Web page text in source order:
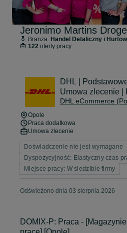
Branża: Handel Detaliczny i
122oferty pracy
DHL |
Umowa zlecenie |
DHL eCommerce
Opole
Praca dodatkowa
Umowa zlecenie
Doświadczenie nie jest wymagane
Dyspozycyjność: Elastyczny czas
Miejsce pracy: W siedzibie firmy
Odświeżono dnia 03 sierpnia 2026
DOMIX-P: Praca -